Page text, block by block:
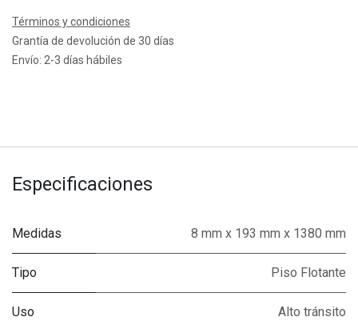
Términos y condiciones
Grantía de devolución de 30 días
Envío: 2-3 días hábiles
Especificaciones
Medidas 8 mm x 193 mm x 1380 mm
Tipo Piso Flotante
Uso Alto tránsito